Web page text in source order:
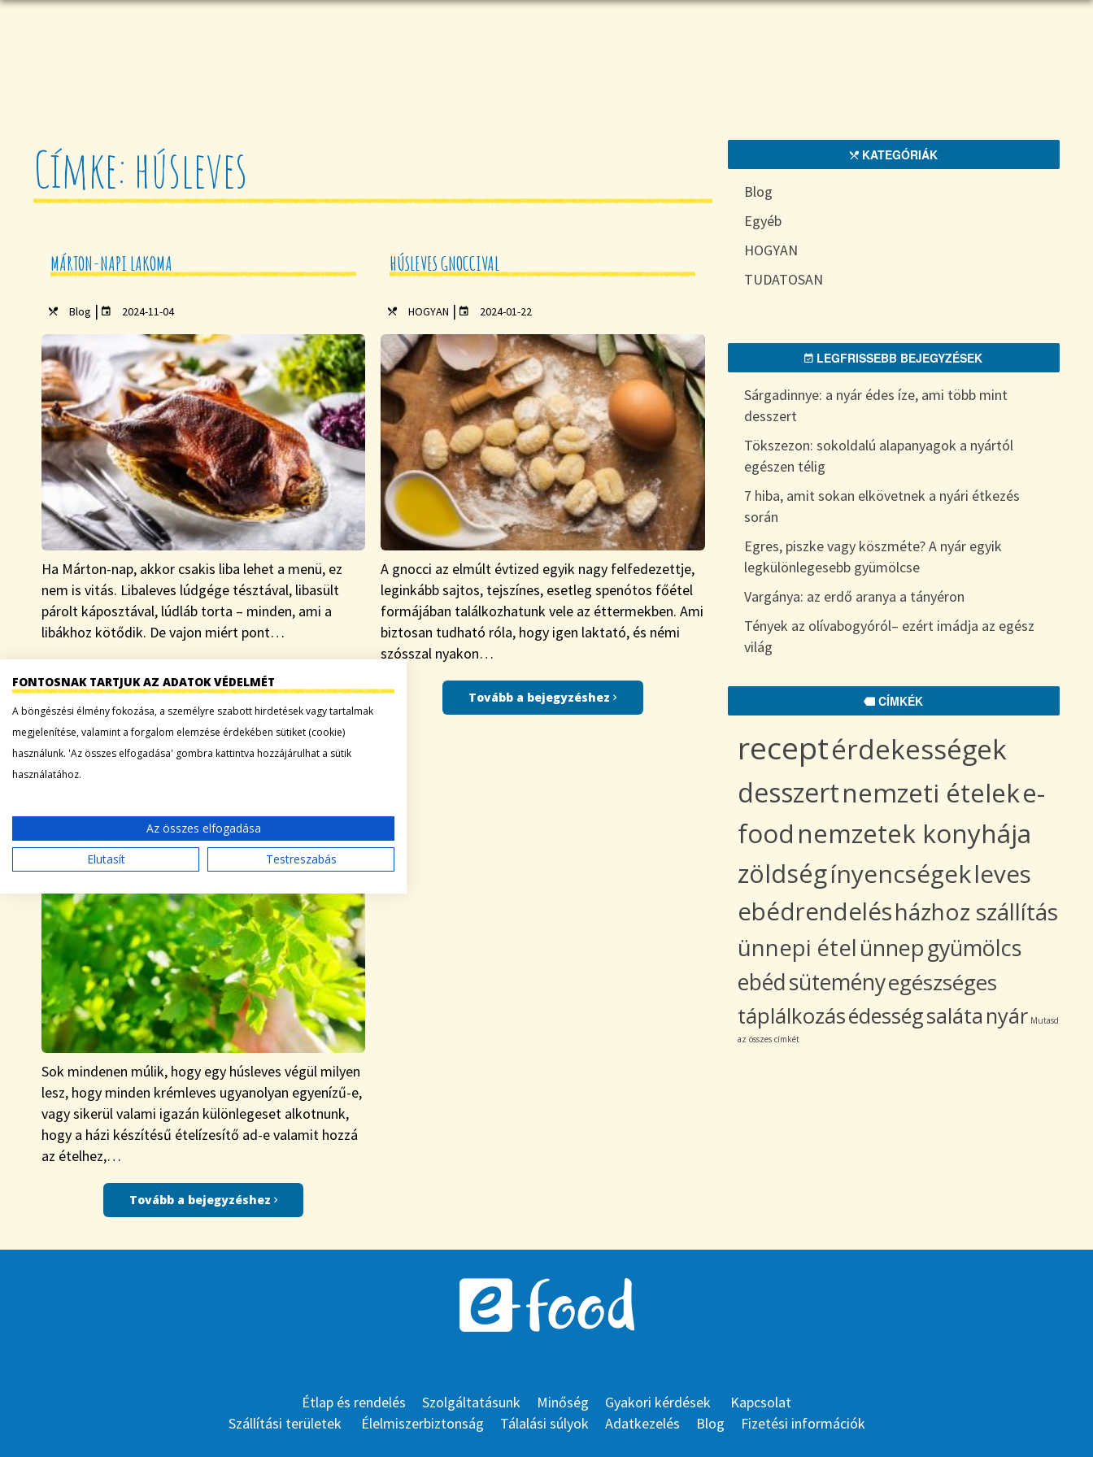
Címke: húsleves
MÁRTON-NAPI LAKOMA
Blog | 2024-11-04
Ha Márton-nap, akkor csakis liba lehet a menü, ez
nem is vitás. Libaleves lúdgége tésztával, libasült
párolt káposztával, lúdláb torta – minden, ami a
libákhoz kötődik. De vajon miért pont…
Tovább a bejegyzéshez
HÚSLEVES GNOCCIVAL
HOGYAN | 2024-01-22
A gnocci az elmúlt évtized egyik nagy felfedezettje,
leginkább sajtos, tejszínes, esetleg spenótos főétel
formájában találkozhatunk vele az éttermekben. Ami
biztosan tudható róla, hogy igen laktató, és némi
szósszal nyakon…
Tovább a bejegyzéshez
LESTYÁN, AMI NEM HIÁNYOZHAT A KONYHAKERTEDBŐL
Egyéb| 2022-08-08
Sok mindenen múlik, hogy egy húsleves végül milyen
lesz, hogy minden krémleves ugyanolyan egyenízű-e,
vagy sikerül valami igazán különlegeset alkotnunk,
hogy a házi készítésű ételízesítő ad-e valamit hozzá
az ételhez,…
Tovább a bejegyzéshez
KATEGÓRIÁK
Blog
Egyéb
HOGYAN
TUDATOSAN
LEGFRISSEBB BEJEGYZÉSEK
Sárgadinnye: a nyár édes íze, ami több mint
desszert
Tökszezon: sokoldalú alapanyagok a nyártól
egészen télig
7 hiba, amit sokan elkövetnek a nyári étkezés
során
Egres, piszke vagy köszméte? A nyár egyik
legkülönlegesebb gyümölcse
Vargánya: az erdő aranya a tányéron
Tények az olívabogyóról– ezért imádja az egész
világ
CÍMKÉK
receptérdekességek
desszertnemzeti ételeke-
food nemzetek konyhája
zöldségínyencségekleves
ebédrendelésházhoz szállítás
ünnepi ételünnepgyümölcs
ebédsüteményegészséges
táplálkozásédességsaláta nyár Mutasd
az összes címkét
Étlap és rendelés Szolgáltatásunk Minőség Gyakori kérdések
Kapcsolat
Szállítási területek
Élelmiszerbiztonság Tálalási súlyok Adatkezelés Blog Fizetési információk
FONTOSNAK TARTJUK AZ ADATOK VÉDELMÉT
A böngészési élmény fokozása, a személyre szabott hirdetések vagy tartalmak
megjelenítése, valamint a forgalom elemzése érdekében sütiket (cookie)
használunk. 'Az összes elfogadása' gombra kattintva hozzájárulhat a sütik
használatához.
Az összes elfogadása
Elutasít
Testreszabás